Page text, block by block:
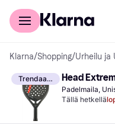
Kuluttajille
Klarna/Shopping/Urheilu ja
Trendaava Head
Padelmaila,
Tällä hetkellä